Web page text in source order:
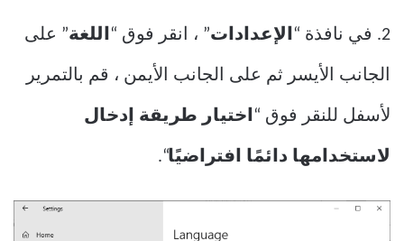
2. في نافذة “ الإعدادات” ، انقر فوق “اللغة” على
الجانب الأيسر ثم على الجانب الأيمن ، قم بالتمرير
لأسفل للنقر فوق “اختيار طريقة إدخال
لاستخدامها دائمًا افتراضيًا“.